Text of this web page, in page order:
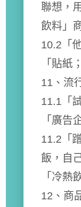
聯想，
飲料」
10.2「
「貼紙
11、流
11.1「
「廣告
11.2「
飯，自
「冷熱
12、商